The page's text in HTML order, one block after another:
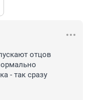
отцов
- так сразу